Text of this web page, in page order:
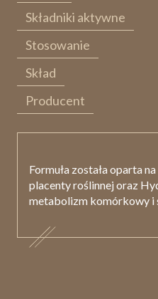
Składniki aktywne
Stosowanie
Skład
Producent
Formuła została oparta
placenty roślinnej oraz
metabolizm komórkowy i